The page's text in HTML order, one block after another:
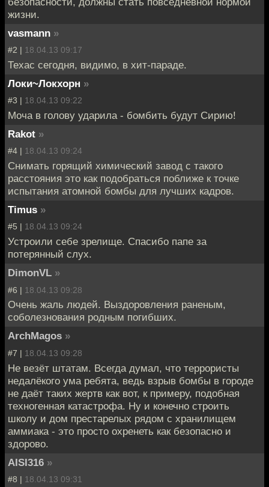
жизни.
vasmann »
#2 | 18.04.13 09:17
Техас сегодня, видимо, в хит-параде.
Локи~Локхорн »
#3 | 18.04.13 09:22
Моча в голову ударила - бомбить будут Сирию!
Rakot »
#4 | 18.04.13 09:24
Снимать горящий химический завод с такого
расстояния это как подобраться поближе к точке
испытания атомной бомбы для лучших кадров.
Timus »
#5 | 18.04.13 09:24
Устроили себе зрелище. Спасибо папе за
потерянный слух.
DimonVL »
#6 | 18.04.13 09:28
Очень жаль людей. Выздоровления раненым,
соболезнования родным погибших.
ArchMagos »
#7 | 18.04.13 09:28
Не везёт штатам. Всегда думал, что террористы
недалёкого ума ребята, ведь взрыв бомбы в городе
не даёт таких жертв как вот, к примеру, подобная
техногенная катастрофа. Ну и конечно строить
школу и дом престарелых рядом с хранилищем
аммиака - это просто охренеть как безопасно и
здорово.
AISI316 »
#8 | 18.04.13 09:31